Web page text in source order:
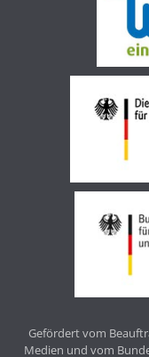
Gefördert vom
Medien und vom